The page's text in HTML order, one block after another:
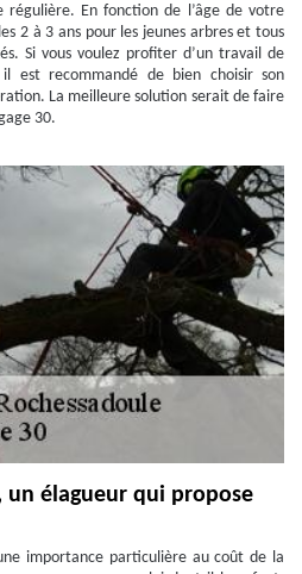
En fonction de l’âge de votre
2 à 3 ans pour les jeunes arbres et tous
Si vous voulez profiter d’un travail de
est recommandé de bien choisir son
La meilleure solution serait de faire
30.
un élagueur qui propose
importance particulière au coût de la